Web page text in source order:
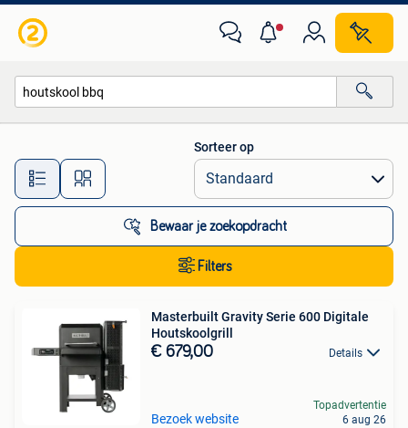
Alle afstanden…
Sorteer op
Bewaar je zoekopdracht
Filters
Masterbuilt Gravity Serie 600 Digitale
Houtskoolgrill
€ 679,00 Details
Bezoek website
Topadvertentie
6 aug 26